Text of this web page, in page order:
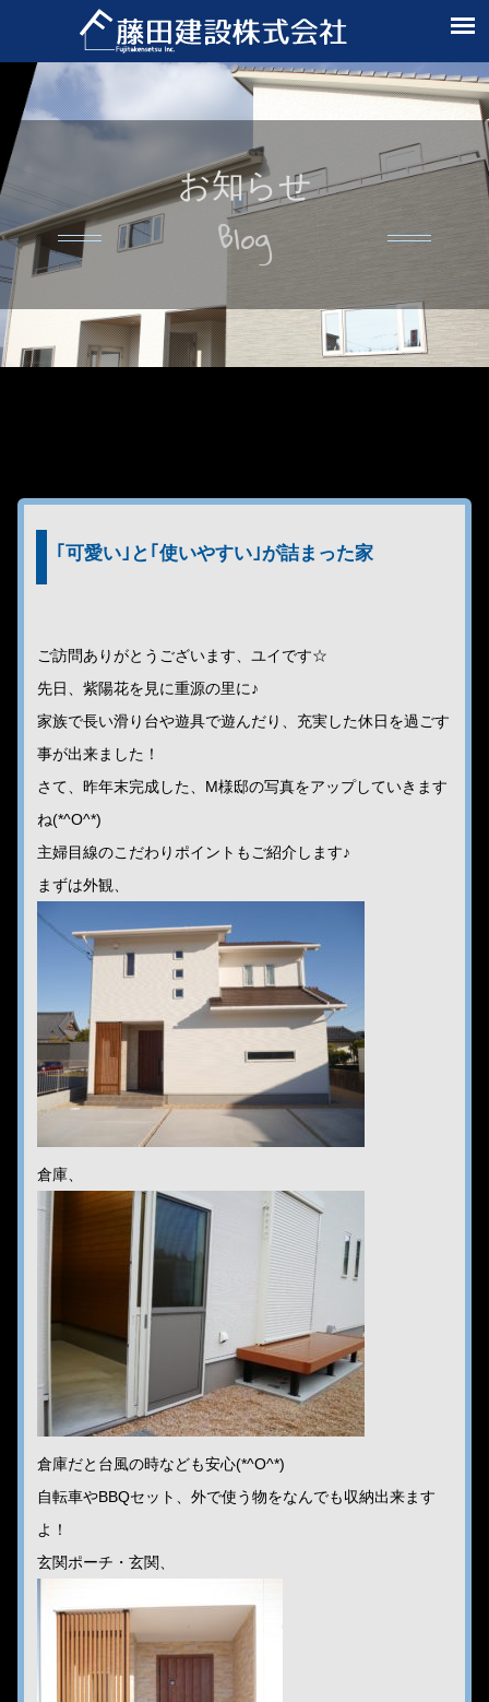
お知らせ
Blog
｢可愛い｣と｢使いやすい｣が詰まった家
ご訪問ありがとうございます、ユイです☆
先日、紫陽花を見に重源の里に♪
家族で長い滑り台や遊具で遊んだり、充実した休日を過ごす
事が出来ました！
さて、昨年末完成した、M様邸の写真をアップしていきます
ね(*^O^*)
主婦目線のこだわりポイントもご紹介します♪
まずは外観、
倉庫、
倉庫だと台風の時なども安心(*^O^*)
自転車やBBQセット、外で使う物をなんでも収納出来ます
よ！
玄関ポーチ・玄関、